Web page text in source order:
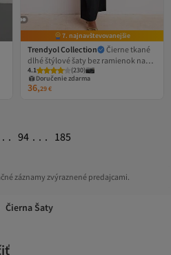
7. najnavštevovanejšie
Trendyol Collection
Čierne tkané
dlhé štýlové šaty bez ramienok na
promócie/ples, večerné šaty na
promócie TPRAW25EL00195
4.1 (230)
Doručenie zdarma
36,29€
94 ... 185
záznamy zvýraznené predajcami.
Čierna Šaty